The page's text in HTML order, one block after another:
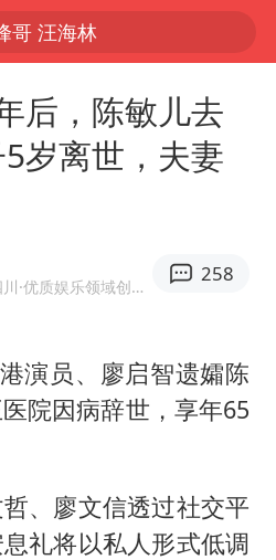
锁各地夏日限定体验
名创优品一次性内裤 颜面尽失
饰克价一夜涨回1300元
梁家辉：到内地拍戏不是北上是回归
店回应车内过夜被收150元
传《披荆斩棘2026》名单
后，陈敏儿去
岁离世，夫妻
川 ·优质娱乐领域创作者
258
演员、 廖启智遗孀陈
院因病辞世，享年65
、廖文信透过社交平
礼将以私人形式低调